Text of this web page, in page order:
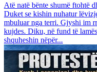
Atë natë bënte shumë ftohtë
Duket se kishin nuhatur
mbuluar nga terri. Gjyshi im
kujdes. Diku, në fund të
shquheshin nëpër...